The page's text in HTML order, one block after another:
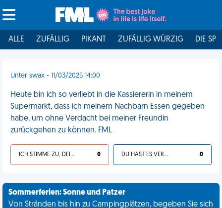
ALLE ZUFÄLLIG PIKANT ZUFÄLLIG WÜRZIG DIE
Unter swax - 11/03/2025 14:00
Heute bin ich so verliebt in die Kassiererin in meinem
Supermarkt, dass ich meinem Nachbarn Essen gegeben
habe, um ohne Verdacht bei meiner Freundin
zurückgehen zu können. FML
ICH STIMME ZU, DEIN LEBEN IST SCHEISSE 0 DU HAST ES VERDIENT 0
Sommerferien: Sonne und Patzer
Von Stränden bis hin zu Campingplätzen, begeben Sie sich